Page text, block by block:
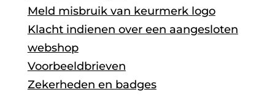
Meld misbruik van keurmerk logo
Klacht indienen over een aangesloten
webshop
Voorbeeldbrieven
Zekerheden en badges